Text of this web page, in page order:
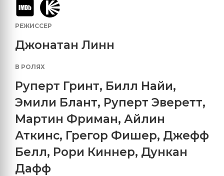
РЕЖИССЕР
Джонатан Линн
В РОЛЯХ
Руперт Гринт, Билл Найи,
Эмили Блант, Руперт Эверетт,
Мартин Фриман, Айлин
Аткинс, Грегор Фишер, Джефф
Белл, Рори Киннер, Дункан
Дафф